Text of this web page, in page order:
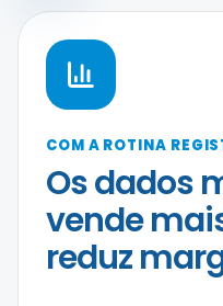
COM A ROTINA
Os dados
vende
reduz